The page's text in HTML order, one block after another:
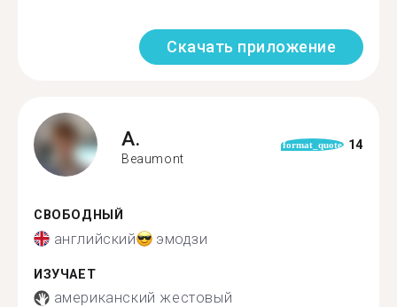
Скачать приложение
A.
Beaumont
format_quote 14
СВОБОДНЫЙ
английский эмодзи
ИЗУЧАЕТ
американский жестовый